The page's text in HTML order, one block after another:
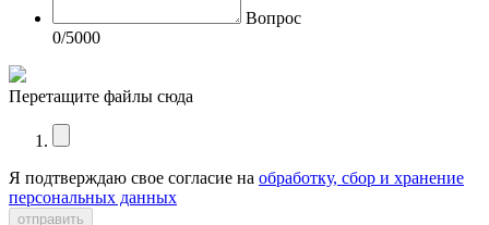
Вопрос
0/5000
Перетащите файлы сюда
Я подтверждаю свое согласие на обработку, сбор и хранение
персональных данных